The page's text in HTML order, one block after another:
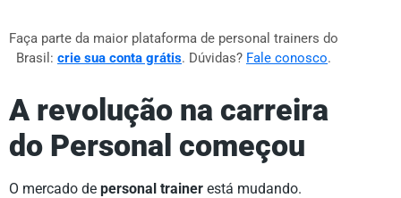
Faça parte da maior plataforma de personal trainers do
Brasil: crie sua conta grátis. Dúvidas? Fale conosco.
A revolução na carreira
do Personal começou
O mercado de personal trainer está mudando.